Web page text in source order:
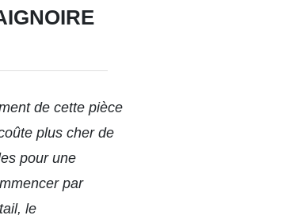
de cette pièce
plus cher de
pour une
par
le